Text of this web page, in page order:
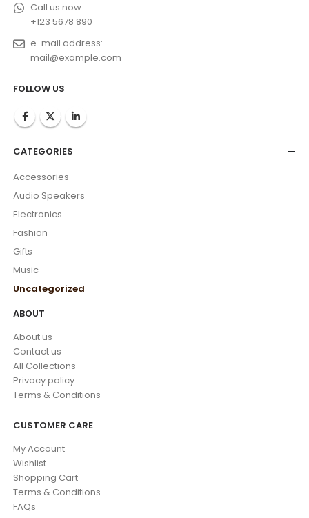
Call us now:
+123 5678 890
e-mail address:
mail@example.com
FOLLOW US
CATEGORIES
Accessories
Audio Speakers
Electronics
Fashion
Gifts
Music
Uncategorized
ABOUT
About us
Contact us
All Collections
Privacy policy
Terms & Conditions
CUSTOMER CARE
My Account
Wishlist
Shopping Cart
Terms & Conditions
FAQs